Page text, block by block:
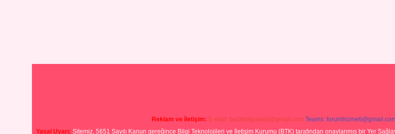
Reklam ve İletişim: E-mail: backlinkpaneli@gmail.com Teams:
Yasal Uyarı: Sitemiz, 5651 Sayılı Kanun gereğince Bilgi Teknolojileri ve İletişim Kurumu (BTK) tarafından onaylanmış bir Yer